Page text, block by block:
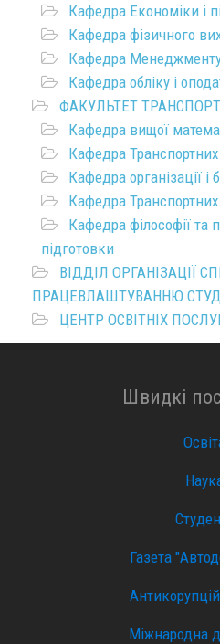
Кафедра Економіки і
Кафедра фізичного
Кафедра
Кафедра обліку і
ФАКУЛЬТЕТ
Кафедра вищої
Кафедра Транспортних
Кафедра організації
Кафедра Транспортних
Кафедра філософії та
підготовки
ВІДДІЛ ОРГАНІЗАЦІЇ
ПРАЦЕВЛАШТУВАННЮ
ЦЕНТР ОСВІТНІХ
Швидкі
Газета
Міжнародна